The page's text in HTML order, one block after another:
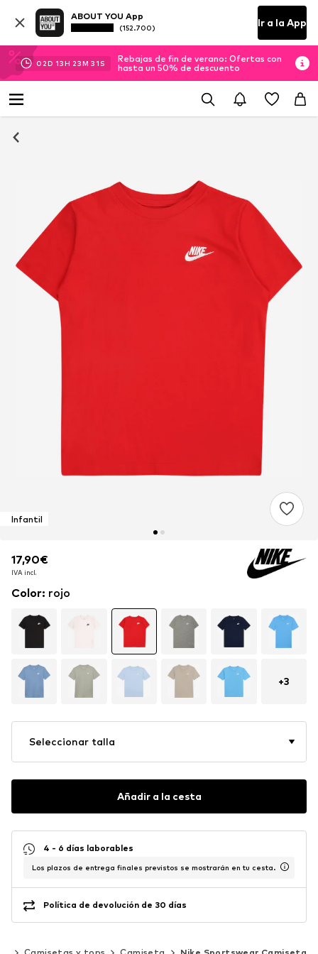
ABOUT YOU App
(152.700) Ir a la App
02D 13H 23M 30S
Rebajas de fin de verano: Ofertas con
hasta un 50% de descuento
Infantil
17,90€
IVA incl.
17,90€
IVA incl.
17,90€
IVA incl.
Color: rojo
+3
Seleccionar talla
Añadir a la cesta
4 - 6 días laborables
Los plazos de entrega finales previstos se mostrarán en tu cesta.
Política de devolución de 30 días